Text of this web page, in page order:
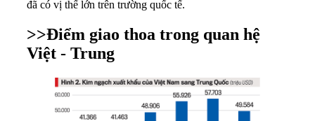
đã có vị thế lớn trên trường quốc tế.
>>Điểm giao thoa trong quan hệ
Việt - Trung